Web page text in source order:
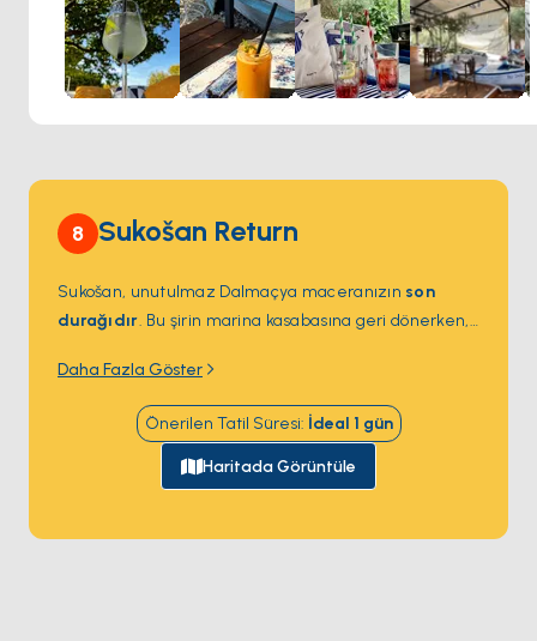
çıkarırken Murter'in çarpıcı manzarasını seyretme fırsatı
sunuyor. Burası kahkahaların havayı doldurduğu ve hayatın
hızının yavaşlayarak her anın tadını çıkarmanızı sağlayan
bir yerdir. Güne ister sert bir kahveyle başlayın ister
yıldızların altında sakin bir içkiyle sonlandırın, Bic Baric
8 Sukošan Return
Sukošan, unutulmaz Dalmaçya maceranızın son
durağıdır. Bu şirin marina kasabasına geri dönerken,
huzurlu adaların anılarını yanınızda götüreceksiniz.
Yolculuğunuz sona ererken, bu seyahati gerçekten
özel kılan büyüleyici güzellikleri ve eşsiz deneyimleri
Daha Fazla Göster
Önerilen Tatil Süresi: İdeal 1 gün
Haritada Görüntüle